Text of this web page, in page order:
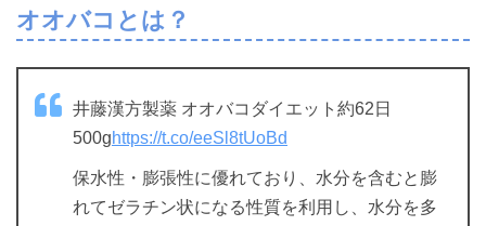
オオバコとは？
井藤漢方製薬 オオバコダイエット約62日
500ghttps://t.co/eeSl8tUoBd
保水性・膨張性に優れており、水分を含むと膨
れてゼラチン状になる性質を利用し、水分を多